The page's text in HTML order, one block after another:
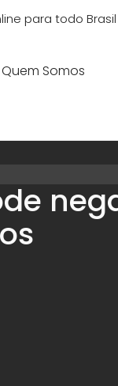
para todo Brasil
Quem Somos